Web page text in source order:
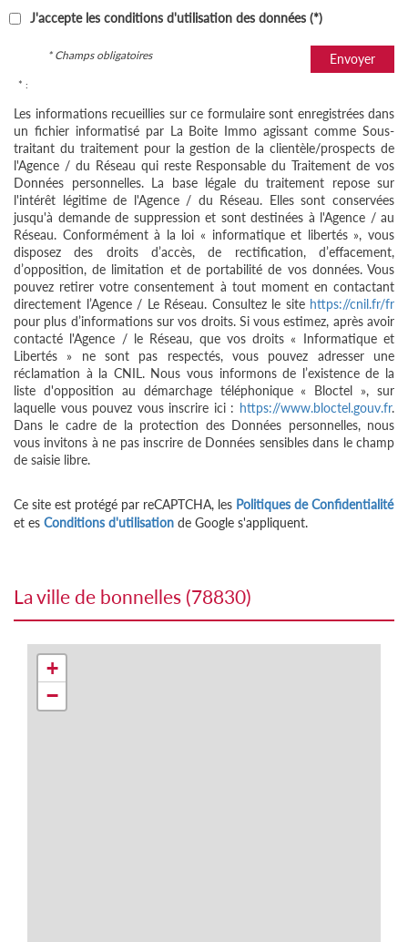
J'accepte les conditions d'utilisation des données (*)
Envoyer
* Champs obligatoires
* :
Les informations recueillies sur ce formulaire sont enregistrées dans
un fichier informatisé par La Boite Immo agissant comme Sous-
traitant du traitement pour la gestion de la clientèle/prospects de
l'Agence / du Réseau qui reste Responsable du Traitement de vos
Données personnelles. La base légale du traitement repose sur
l'intérêt légitime de l'Agence / du Réseau. Elles sont conservées
jusqu'à demande de suppression et sont destinées à l'Agence / au
Réseau. Conformément à la loi « informatique et libertés », vous
disposez des droits d’accès, de rectification, d’effacement,
d’opposition, de limitation et de portabilité de vos données. Vous
pouvez retirer votre consentement à tout moment en contactant
directement l’Agence / Le Réseau. Consultez le site https://cnil.fr/fr
pour plus d’informations sur vos droits. Si vous estimez, après avoir
contacté l'Agence / le Réseau, que vos droits « Informatique et
Libertés » ne sont pas respectés, vous pouvez adresser une
réclamation à la CNIL. Nous vous informons de l’existence de la
liste d'opposition au démarchage téléphonique « Bloctel », sur
laquelle vous pouvez vous inscrire ici : https://www.bloctel.gouv.fr.
Dans le cadre de la protection des Données personnelles, nous
vous invitons à ne pas inscrire de Données sensibles dans le champ
de saisie libre.
Ce site est protégé par reCAPTCHA, les Politiques de Confidentialité
et es Conditions d'utilisation de Google s'appliquent.
la ville de bonnelles (78830)
+
−